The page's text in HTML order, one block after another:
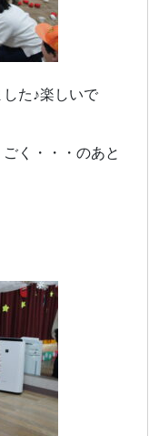
た♪楽しいで
く・・・のあと